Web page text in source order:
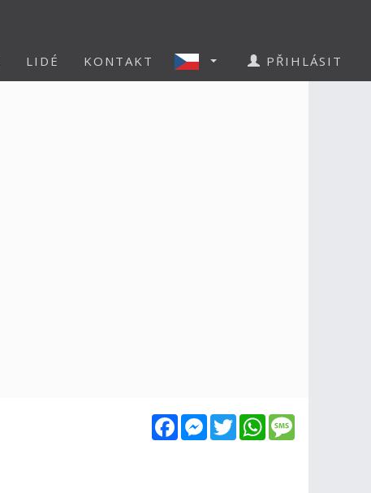
LIDÉ KONTAKT PŘIHLÁSIT
FacebookMessenger
TwitterWhatsApp